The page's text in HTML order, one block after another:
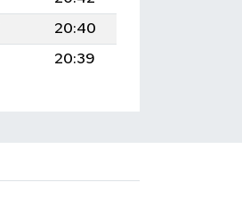
20:40
20:39